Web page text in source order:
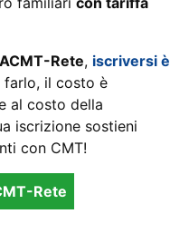
Rete, iscriversi è
farlo, il costo è
al costo della
iscrizione sostieni
con CMT!
Rete